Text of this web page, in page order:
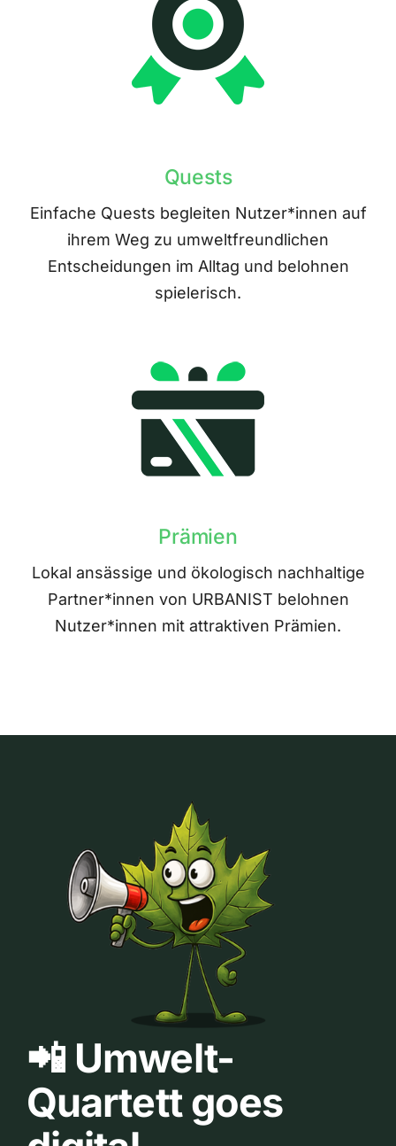
Quests
Einfache Quests begleiten Nutzer*innen auf
ihrem Weg zu umweltfreundlichen
Entscheidungen im Alltag und belohnen
spielerisch.
Prämien
Lokal ansässige und ökologisch nachhaltige
Partner*innen von URBANIST belohnen
Nutzer*innen mit attraktiven Prämien.
📲 Umwelt-
Quartett goes